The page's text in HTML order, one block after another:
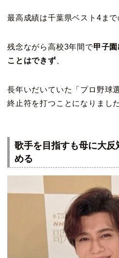
最高成績は千葉県ベスト4ま
残念ながら高校3年間で甲子
ことはできず、
長年いだいていた「プロ野球
終止符を打つことになりました
歌手を目指すも母に大
める